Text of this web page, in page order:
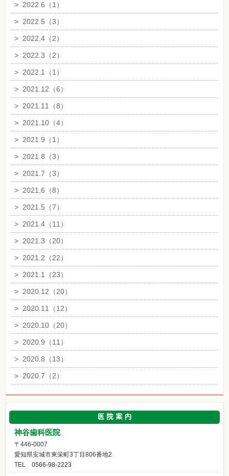
> 2022.6（1）
> 2022.5（3）
> 2022.4（2）
> 2022.3（2）
> 2022.1（1）
> 2021.12（6）
> 2021.11（8）
> 2021.10（4）
> 2021.9（1）
> 2021.8（3）
> 2021.7（3）
> 2021.6（8）
> 2021.5（7）
> 2021.4（11）
> 2021.3（20）
> 2021.2（22）
> 2021.1（23）
> 2020.12（20）
> 2020.11（12）
> 2020.10（20）
> 2020.9（11）
> 2020.8（13）
> 2020.7（2）
神谷歯科医院
〒446-0007
愛知県安城市東栄町3丁目806番地2
TEL 0566-98-2223